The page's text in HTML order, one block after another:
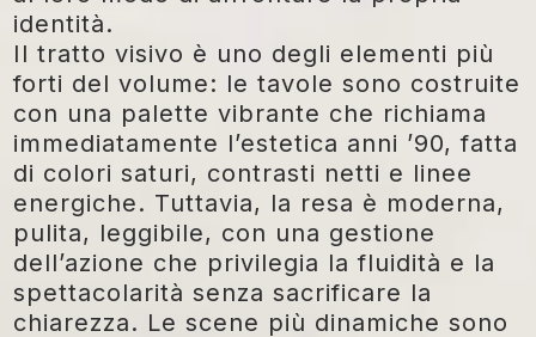
identità.
Il tratto visivo è uno degli elementi più
forti del volume: le tavole sono costruite
con una palette vibrante che richiama
immediatamente l’estetica anni ’90, fatta
di colori saturi, contrasti netti e linee
energiche. Tuttavia, la resa è moderna,
pulita, leggibile, con una gestione
dell’azione che privilegia la fluidità e la
spettacolarità senza sacrificare la
chiarezza. Le scene più dinamiche sono